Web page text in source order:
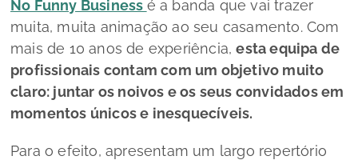
No Funny Business é a banda que vai trazer
muita, muita animação ao seu casamento. Com
mais de 10 anos de experiência,esta equipa de
profissionais contam com um objetivo muito
claro: juntar os noivos e os seus convidados em
momentos únicos e inesquecíveis.
Para o efeito, apresentam um largo repertório